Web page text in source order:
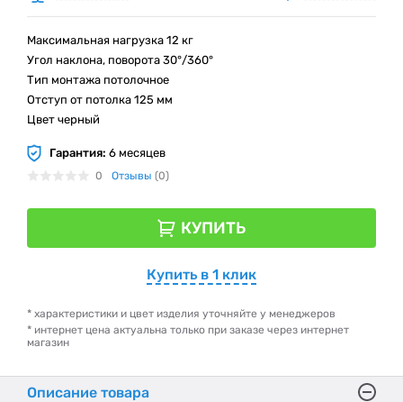
Максимальная нагрузка 12 кг
Угол наклона, поворота 30°/360°
Тип монтажа потолочное
Отступ от потолка 125 мм
Цвет черный
Гарантия: 6 месяцев
0 Отзывы (0)
КУПИТЬ
Купить в 1 клик
* характеристики и цвет изделия уточняйте у менеджеров
* интернет цена актуальна только при заказе через интернет
магазин
Описание товара